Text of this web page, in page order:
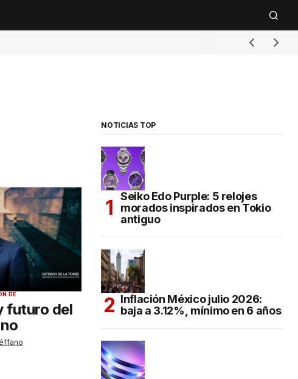
DE
futuro del
NOTICIAS TOP
Seiko Edo Purple: 5 relojes
morados inspirados en Tokio
antiguo
Inflación México julio 2026:
baja a 3.12%, mínimo en 6 años